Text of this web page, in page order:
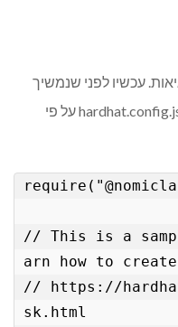
עכשיו לפני שנמשיך
עם hardhat , נדאג לעדכן את קובץ ה hardhat.config.js על פי
// This is a
arn how to
// https://
sk.html